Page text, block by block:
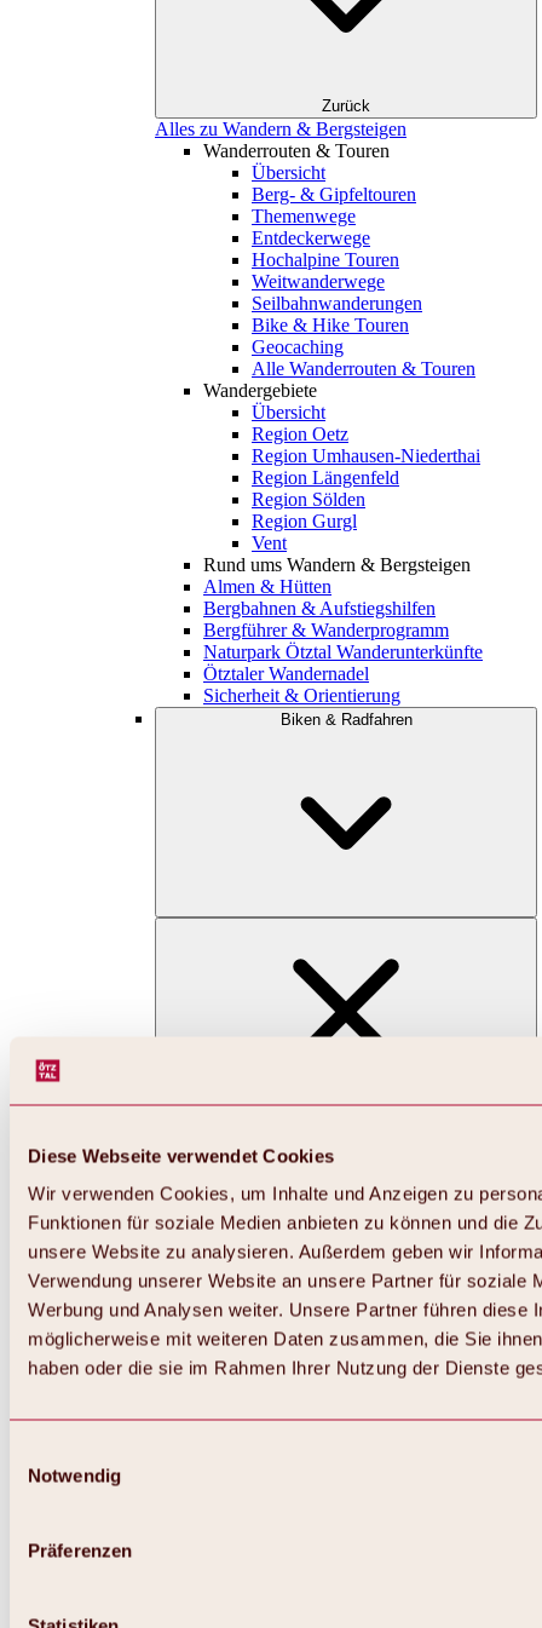
Diese Webseite verwendet Cookies
Wir verwenden Cookies, um Inhalte und Anzeigen zu
Funktionen für soziale Medien anbieten zu können und die
unsere Website zu analysieren. Außerdem geben wir
Verwendung unserer Website an unsere Partner für soziale
Werbung und Analysen weiter. Unsere Partner führen diese
möglicherweise mit weiteren Daten zusammen, die Sie
haben oder die sie im Rahmen Ihrer Nutzung der Dienste
Notwendig
Präferenzen
Zurück
Alles zu Wandern & Bergsteigen
Wanderrouten & Touren
Übersicht
Berg- & Gipfeltouren
Themenwege
Entdeckerwege
Hochalpine Touren
Weitwanderwege
Seilbahnwanderungen
Bike & Hike Touren
Geocaching
Alle Wanderrouten & Touren
Wandergebiete
Übersicht
Region Oetz
Region Umhausen-Niederthai
Region Längenfeld
Region Sölden
Region Gurgl
Vent
Rund ums Wandern & Bergsteigen
Almen & Hütten
Bergbahnen & Aufstiegshilfen
Bergführer & Wanderprogramm
Naturpark Ötztal Wanderunterkünfte
Ötztaler Wandernadel
Sicherheit & Orientierung
Biken & Radfahren